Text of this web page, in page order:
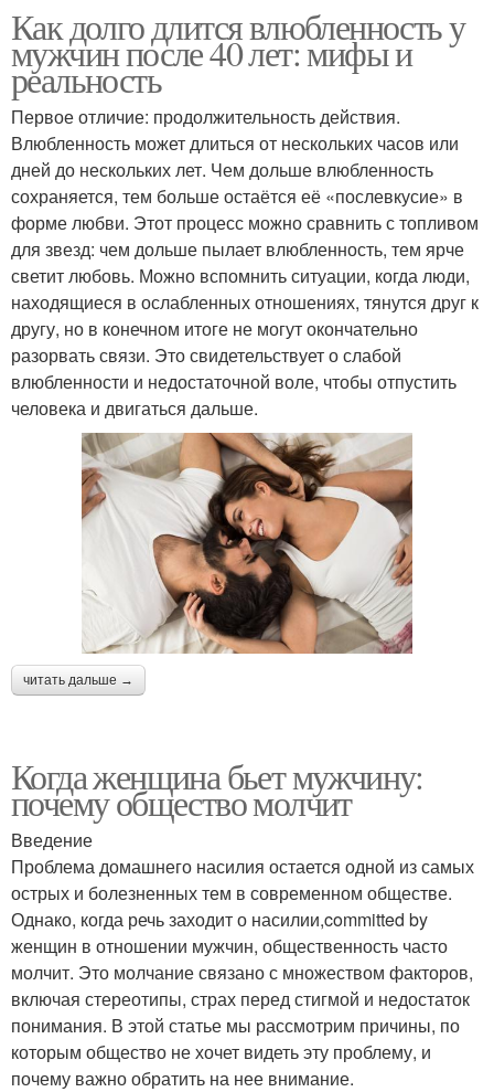
Как долго длится влюбленность у
мужчин после 40 лет: мифы и
реальность
Первое отличие: продолжительность действия.
Влюбленность может длиться от нескольких часов или
дней до нескольких лет. Чем дольше влюбленность
сохраняется, тем больше остаётся её «послевкусие» в
форме любви. Этот процесс можно сравнить с топливом
для звезд: чем дольше пылает влюбленность, тем ярче
светит любовь. Можно вспомнить ситуации, когда люди,
находящиеся в ослабленных отношениях, тянутся друг к
другу, но в конечном итоге не могут окончательно
разорвать связи. Это свидетельствует о слабой
влюбленности и недостаточной воле, чтобы отпустить
человека и двигаться дальше.
читать дальше →
Когда женщина бьет мужчину:
почему общество молчит
Введение
Проблема домашнего насилия остается одной из самых
острых и болезненных тем в современном обществе.
Однако, когда речь заходит о насилии,committed by
женщин в отношении мужчин, общественность часто
молчит. Это молчание связано с множеством факторов,
включая стереотипы, страх перед стигмой и недостаток
понимания. В этой статье мы рассмотрим причины, по
которым общество не хочет видеть эту проблему, и
почему важно обратить на нее внимание.